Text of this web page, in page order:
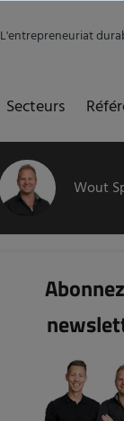
L'entrepreneuriat
Secteurs
Wout